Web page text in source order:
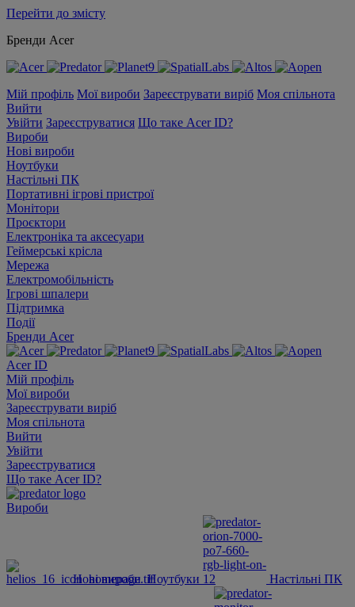
Перейти до змісту
Бренди Acer
Мій профіль Мої вироби Зареєструвати виріб Моя спільнота
Вийти
Увійти Зареєструватися Що таке Acer ID?
Вироби
Нові вироби
Ноутбуки
Настільні ПК
Портативні ігрові пристрої
Монітори
Проєктори
Електроніка та аксесуари
Геймерські крісла
Мережа
Електромобільність
Ігрові шпалери
Підтримка
Події
Бренди Acer
Acer ID
Мій профіль
Мої вироби
Зареєструвати виріб
Моя спільнота
Вийти
Увійти
Зареєструватися
Що таке Acer ID?
Вироби
Нові вироби Ноутбуки Настільні ПК